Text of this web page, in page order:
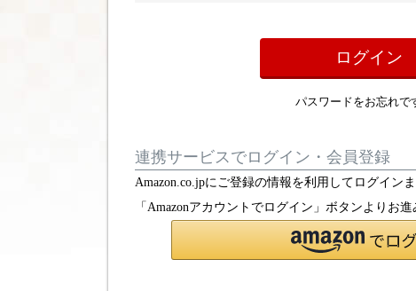
ログイン
パスワードをお忘れで
連携サービスでログイン・会員登録
Amazon.co.jpにご登録の情報を利用してログイン
「Amazonアカウントでログイン」ボタンよりお進